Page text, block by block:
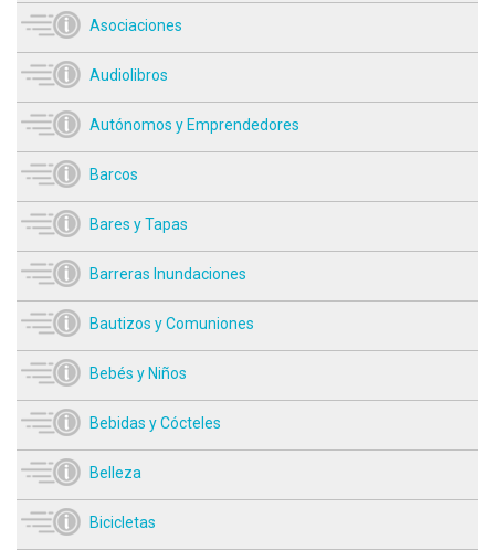
Asociaciones
Audiolibros
Autónomos y Emprendedores
Barcos
Bares y Tapas
Barreras Inundaciones
Bautizos y Comuniones
Bebés y Niños
Bebidas y Cócteles
Belleza
Bicicletas